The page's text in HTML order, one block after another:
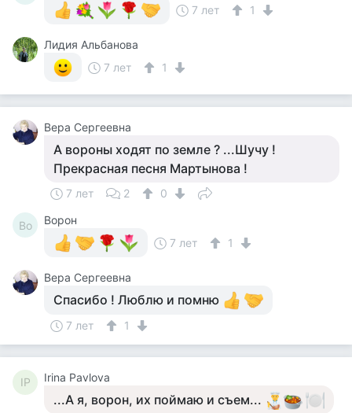
7 лет
1
Лидия Альбанова
7 лет
1
Вера Сергеевна
А вороны ходят по земле ? ...Шучу !
Прекрасная песня Мартынова !
7 лет 2 0
Во
Ворон
7 лет
1
Вера Сергеевна
Спасибо ! Люблю и помню
7 лет 1
IP Irina Pavlova
...А я, ворон, их поймаю и съем...